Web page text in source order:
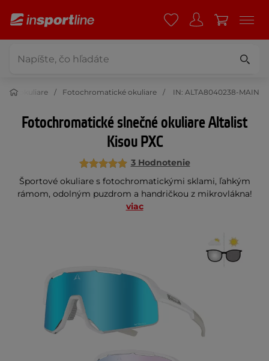
okuliare Fotochromatické okuliare IN: ALTA8040238-MAIN
Fotochromatické slnečné okuliare Altalist
Kisou PXC
3 Hodnotenie
Športové okuliare s fotochromatickými sklami, ľahkým
rámom, odolným puzdrom a handričkou z mikrovlákna!
viac